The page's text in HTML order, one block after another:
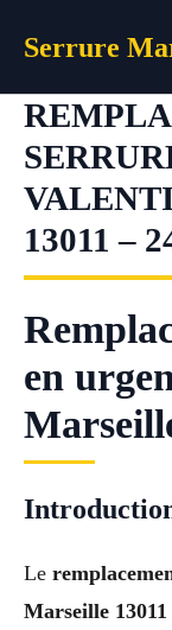
Serrure
13011 –
en
Le
Marseille 13011